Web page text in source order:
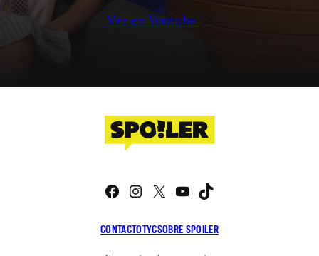
Ver en Youtube
CONTACTOTYCSOBRE SPOILER
Facebook
Instagram
X YouTube